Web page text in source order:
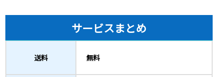
サービスまとめ
送料 無料